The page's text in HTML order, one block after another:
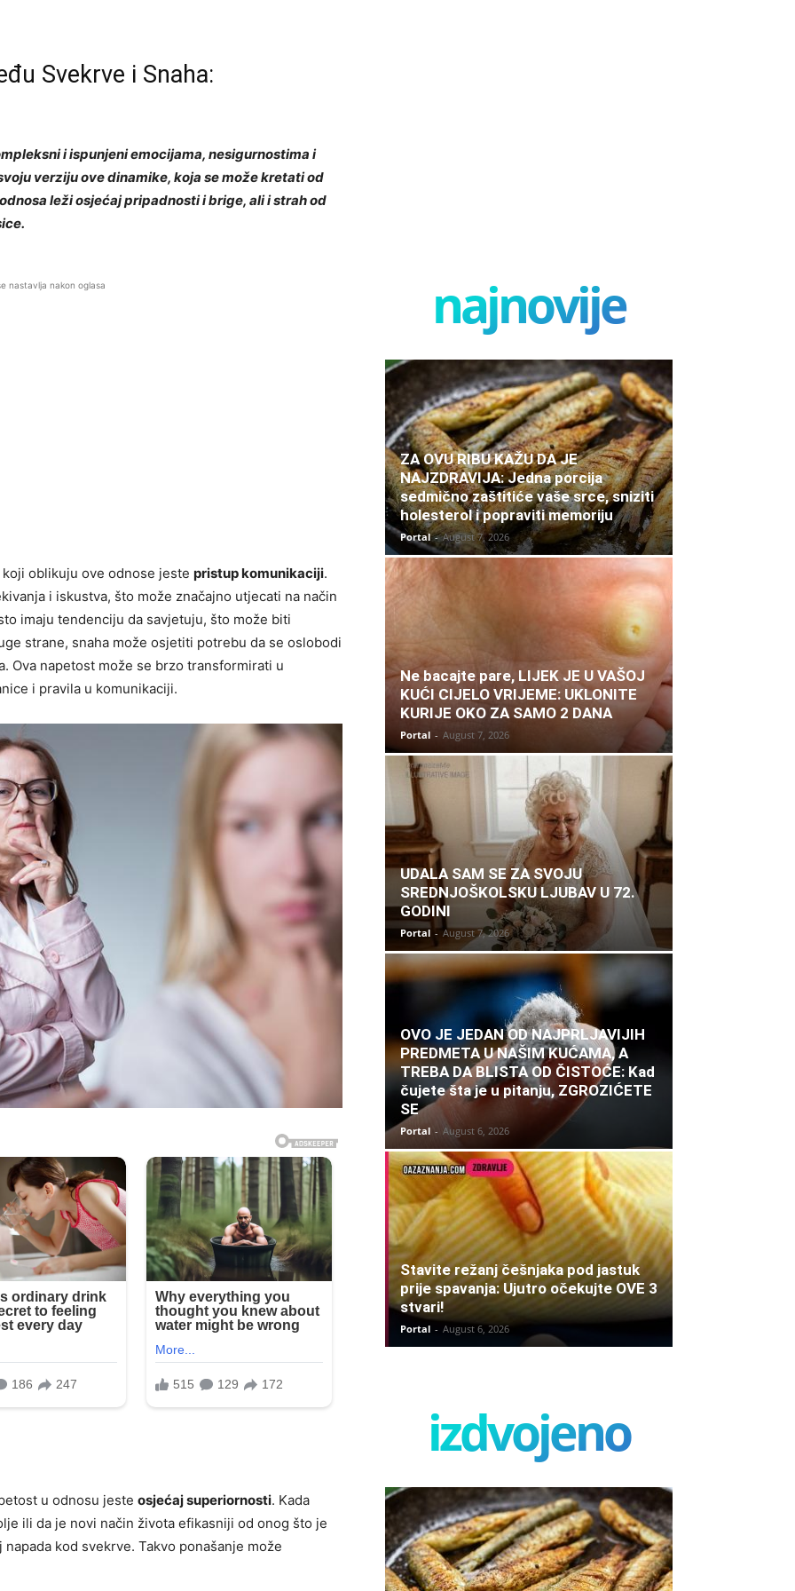
Svekrve i Snaha:
i ispunjeni emocijama, nesigurnostima i
verziju ove dinamike, koja se može kretati od
leži osjećaj pripadnosti i brige, ali i strah od
nastavlja nakon oglasa
oblikuju ove odnose jeste pristup komunikaciji.
i iskustva, što može značajno utjecati na način
imaju tendenciju da savjetuju, što može biti
strane, snaha može osjetiti potrebu da se oslobodi
Ova napetost može se brzo transformirati u
i pravila u komunikaciji.
u odnosu jeste osjećaj superiornosti. Kada
ili da je novi način života efikasniji od onog što je
kod svekrve. Takvo ponašanje može
najnovije
ZA OVU RIBU KAŽU DA JE
NAJZDRAVIJA: Jedna porcija
sedmično zaštitiće vaše srce, sniziti
holesterol i popraviti memoriju
Portal - August 7, 2026
Ne bacajte pare, LIJEK JE U VAŠOJ
KUĆI CIJELO VRIJEME: UKLONITE
KURIJE OKO ZA SAMO 2 DANA
Portal - August 7, 2026
UDALA SAM SE ZA SVOJU
SREDNJOŠKOLSKU LJUBAV U 72.
GODINI
Portal - August 7, 2026
OVO JE JEDAN OD NAJPRLJAVIJIH
PREDMETA U NAŠIM KUĆAMA, A
TREBA DA BLISTA OD ČISTOĆE: Kad
čujete šta je u pitanju, ZGROZIĆETE
SE
Portal - August 6, 2026
Stavite režanj češnjaka pod jastuk
prije spavanja: Ujutro očekujte OVE 3
stvari!
Portal - August 6, 2026
izdvojeno